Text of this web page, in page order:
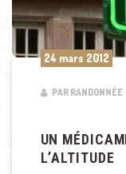
24 mars 2012
PAR RANDONNÉE
UN
L’ALTITUDE